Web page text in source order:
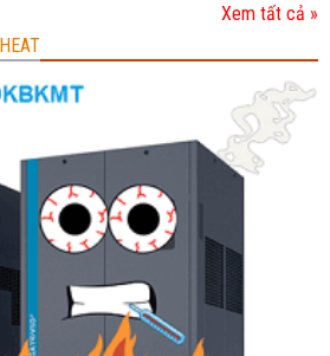
Xem tất cả »